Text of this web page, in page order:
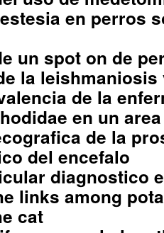
en perros
un spot on de
la
de la
en un
de la
del encefalo
diagnostico
links among
cat